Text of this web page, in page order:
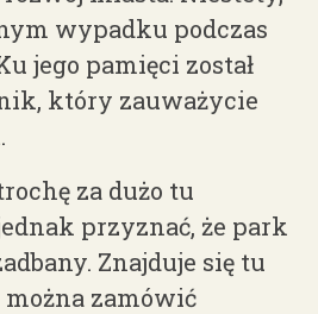
wypadku podczas
jego pamięci został
który zauważycie
za dużo tu
przyznać, że park
Znajduje się tu
zamówić